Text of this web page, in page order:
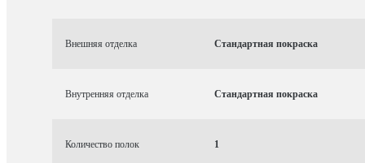
Внешняя отделка Стандартная покраска
Внутренняя отделка Стандартная покраска
Количество полок 1